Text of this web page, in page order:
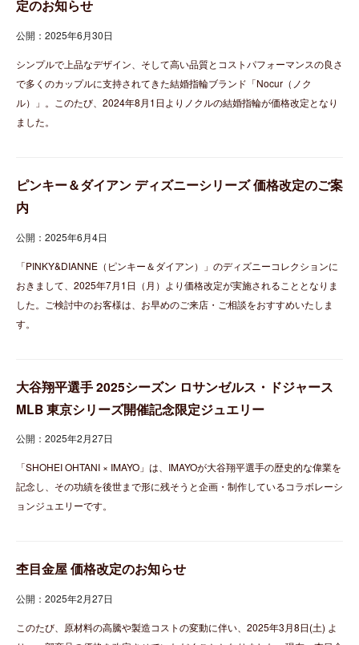
定のお知らせ
公開：2025年6月30日
シンプルで上品なデザイン、そして高い品質とコストパフォーマンスの良さ
で多くのカップルに支持されてきた結婚指輪ブランド「Nocur（ノク
ル）」。このたび、2024年8月1日よりノクルの結婚指輪が価格改定となり
ました。
ピンキー＆ダイアン ディズニーシリーズ 価格改定のご案
内
公開：2025年6月4日
「PINKY&DIANNE（ピンキー＆ダイアン）」のディズニーコレクションに
おきまして、2025年7月1日（月）より価格改定が実施されることとなりま
した。ご検討中のお客様は、お早めのご来店・ご相談をおすすめいたしま
す。
大谷翔平選手 2025シーズン ロサンゼルス・ドジャース
MLB 東京シリーズ開催記念限定ジュエリー
公開：2025年2月27日
「SHOHEI OHTANI × IMAYO」は、IMAYOが大谷翔平選手の歴史的な偉業を
記念し、その功績を後世まで形に残そうと企画・制作しているコラボレーシ
ョンジュエリーです。
杢目金屋 価格改定のお知らせ
公開：2025年2月27日
このたび、原材料の高騰や製造コストの変動に伴い、2025年3月8日(土) よ